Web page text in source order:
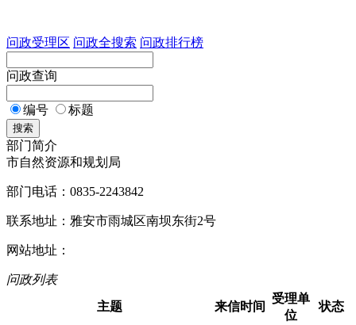
问政受理区 问政全搜索 问政排行榜
问政查询
编号 标题
搜索
部门简介
市自然资源和规划局
部门电话：0835-2243842
联系地址：雅安市雨城区南坝东街2号
网站地址：
问政列表
主题
来信时间
受理单
位
状态